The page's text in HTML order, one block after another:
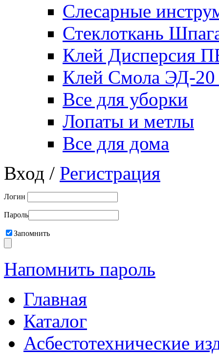
Слесарные
Стеклоткань
Клей Дисперсия
Клей Смола ЭД-20
Все для уборки
Лопаты и метлы
Все для дома
Вход / Регистрация
Логин
Пароль
Запомнить
Напомнить пароль
Главная
Каталог
Асбестотехнические